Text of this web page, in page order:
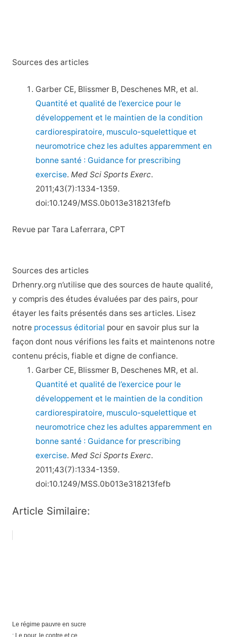
Sources des articles
Garber CE, Blissmer B, Deschenes MR, et al.
Quantité et qualité de l’exercice pour le
développement et le maintien de la condition
cardiorespiratoire, musculo-squelettique et
neuromotrice chez les adultes apparemment en
bonne santé : Guidance for prescribing
exercise. Med Sci Sports Exerc.
2011;43(7):1334-1359.
doi:10.1249/MSS.0b013e318213fefb
Revue par Tara Laferrara, CPT
Sources des articles
Drhenry.org n’utilise que des sources de haute qualité,
y compris des études évaluées par des pairs, pour
étayer les faits présentés dans ses articles. Lisez
notre processus éditorial pour en savoir plus sur la
façon dont nous vérifions les faits et maintenons notre
contenu précis, fiable et digne de confiance.
Garber CE, Blissmer B, Deschenes MR, et al.
Quantité et qualité de l’exercice pour le
développement et le maintien de la condition
cardiorespiratoire, musculo-squelettique et
neuromotrice chez les adultes apparemment en
bonne santé : Guidance for prescribing
exercise.Med Sci Sports Exerc.
2011;43(7):1334-1359.
doi:10.1249/MSS.0b013e318213fefb
Article Similaire:
Le régime pauvre en sucre
: Le pour, le contre et ce